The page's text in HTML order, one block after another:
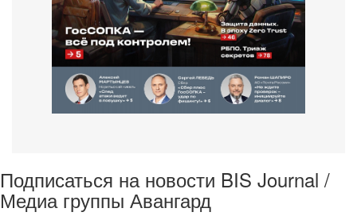
Подписаться на новости BIS Journal /
Медиа группы Авангард